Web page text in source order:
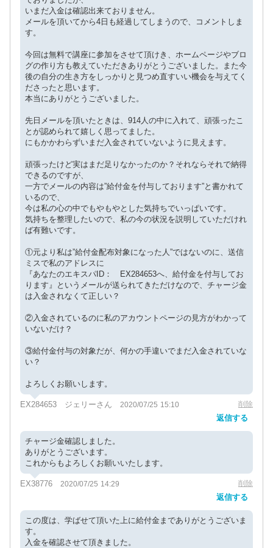
いまだ入金は確認出来ておりません。
メールを頂いてから4日も経過してしまうので、コメントしま
す。
今回は無料で講座に参加をさせて頂けき、ホームページやブロ
グの作り方も教えていただきありがとうございました。また今
後の自分の生き方をしっかりと見つめ直すいい機会を与えてく
ださったと思います。
本当にありがとうございました。
先日メールを頂いたときは、914人の中に入れて、頑張ったこ
とが認められて嬉しく思ってました。
にもかかわらずいまだ入金されていないように見えます。
頑張ったけど実はまだ足りなかったのか？それならそれで納得
できるのですが、
一方でメールの内容は”給付金を付与しております”と書かれて
いるので、
今は私の心の中でもやもやとした気持ちでいっぱいです。
気持ちを整理したいので、私の今の状況を説明していただけれ
ば有難いです。
①元より私は”給付金配布対象になった人”ではないのに、送信
ミスで私のアドレスに
『あなたのエキスパID： EX284653へ、給付金を付与してお
ります』というメールが送られてきただけなので、チャージ金
は入金されなくて正しい？
②入金されているのに私のアカウントページの見方がわかって
いないだけ？
③給付金付与の対象だが、何かの手違いでまだ入金されていな
い？
よろしくお願いします。
EX284653 ジェリーさん 2020/07/25 15:10 削除
返信する
チャージ金確認しました。
ありがとうございます。
これからもよろしくお願いいたします。
EX38776 2020/07/25 14:29 削除
返信する
この度は、学ばせて頂いた上に給付金までありがとうございま
す。
入金を確認させて頂きました。